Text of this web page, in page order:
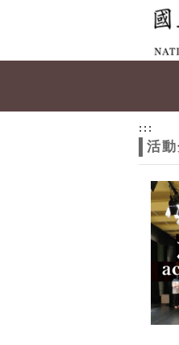
:::
活